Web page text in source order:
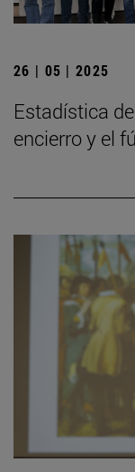
26 | 05 | 2025
Estadística
encierro y el